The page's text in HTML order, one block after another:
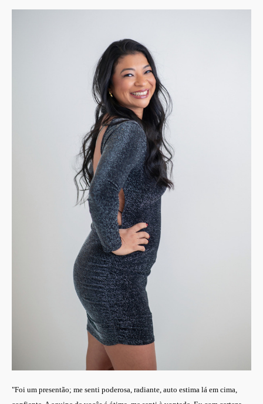
"Foi um presentão; me senti poderosa, radiante, auto estima lá em cima,